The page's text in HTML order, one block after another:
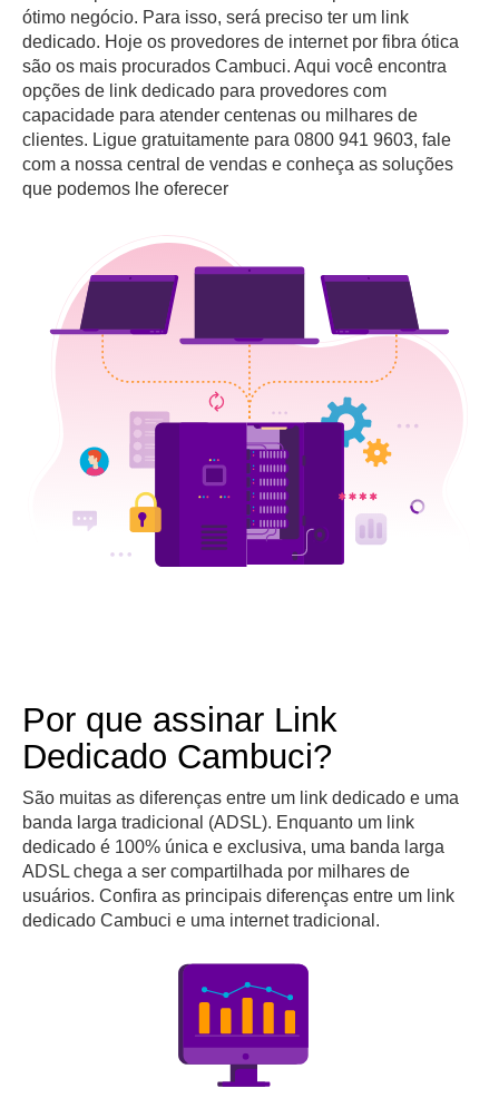
ótimo negócio. Para isso, será preciso ter um link
dedicado. Hoje os provedores de internet por fibra ótica
são os mais procurados Cambuci. Aqui você encontra
opções de link dedicado para provedores com
capacidade para atender centenas ou milhares de
clientes. Ligue gratuitamente para 0800 941 9603, fale
com a nossa central de vendas e conheça as soluções
que podemos lhe oferecer
Por que assinar Link
Dedicado Cambuci?
São muitas as diferenças entre um link dedicado e uma
banda larga tradicional (ADSL). Enquanto um link
dedicado é 100% única e exclusiva, uma banda larga
ADSL chega a ser compartilhada por milhares de
usuários. Confira as principais diferenças entre um link
dedicado Cambuci e uma internet tradicional.